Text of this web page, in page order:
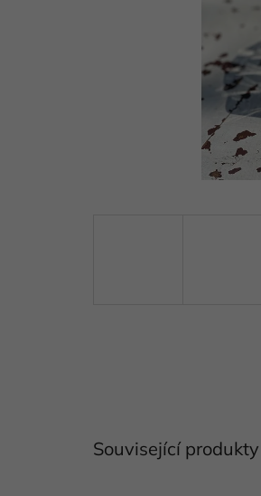
Související produkty